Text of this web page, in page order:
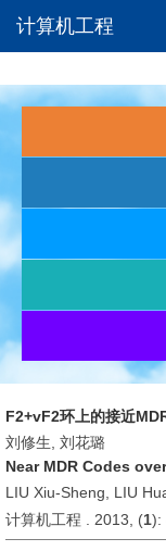
计算机工程
F2+vF2环上的接近
刘修生, 刘花璐
Near MDR Codes
LIU Xiu-Sheng, LIU
计算机工程 . 2013, (1):